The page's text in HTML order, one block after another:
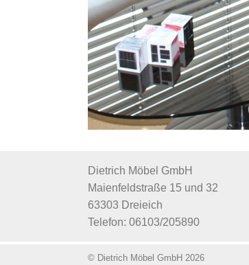
Dietrich Möbel GmbH
Maienfeldstraße 15 und 32
63303 Dreieich
Telefon: 06103/205890
© Dietrich Möbel GmbH 2026